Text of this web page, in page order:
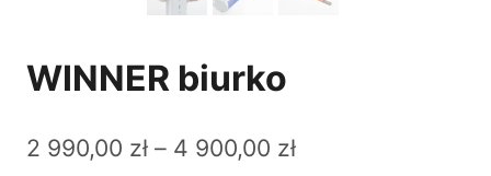
WINNER biurko
2 990,00 zł – 4 900,00 złZakres